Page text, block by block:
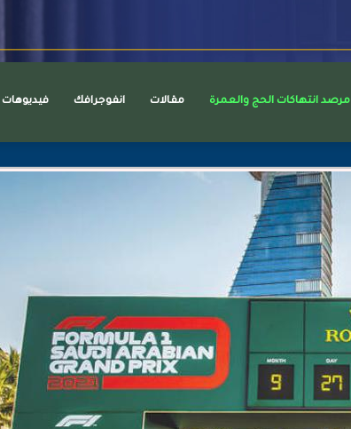
مرصد انتهاكات الحج والعمرة مقالات انفوجرافك فيديوهات